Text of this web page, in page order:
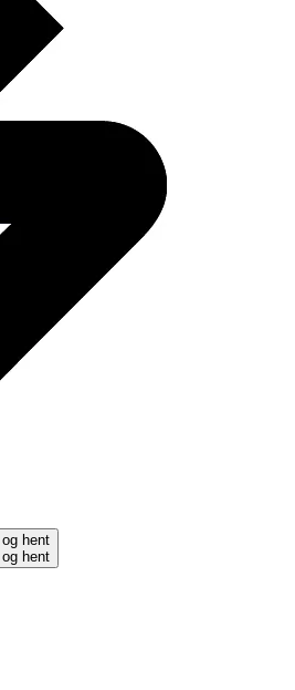
hent
hent